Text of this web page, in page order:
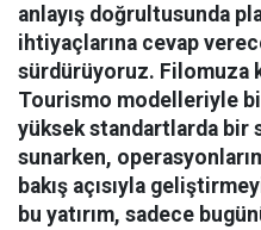
anlayış doğrultusunda
ihtiyaçlarına cevap
sürdürüyoruz. Filomuza
Tourismo modelleriyle
yüksek standartlarda bir
sunarken,
bakış açısıyla
bu yatırım, sadece